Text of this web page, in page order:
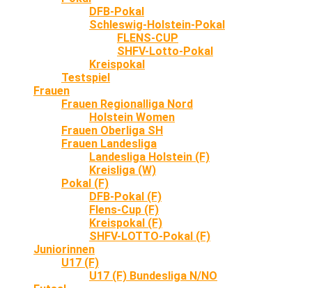
DFB-Pokal
Schleswig-Holstein-Pokal
FLENS-CUP
SHFV-Lotto-Pokal
Kreispokal
Testspiel
Frauen
Frauen Regionalliga Nord
Holstein Women
Frauen Oberliga SH
Frauen Landesliga
Landesliga Holstein (F)
Kreisliga (W)
Pokal (F)
DFB-Pokal (F)
Flens-Cup (F)
Kreispokal (F)
SHFV-LOTTO-Pokal (F)
Juniorinnen
U17 (F)
U17 (F) Bundesliga N/NO